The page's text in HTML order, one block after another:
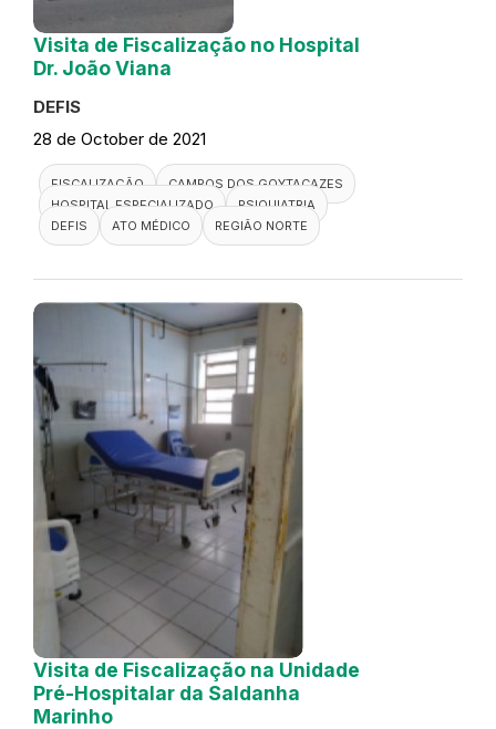
Visita de Fiscalização no Hospital
Dr. João Viana
DEFIS
28 de October de 2021
FISCALIZAÇÃO
CAMPOS DOS GOYTACAZES
HOSPITAL ESPECIALIZADO
PSIQUIATRIA
DEFIS
ATO MÉDICO REGIÃO NORTE
Visita de Fiscalização na Unidade
Pré-Hospitalar da Saldanha
Marinho